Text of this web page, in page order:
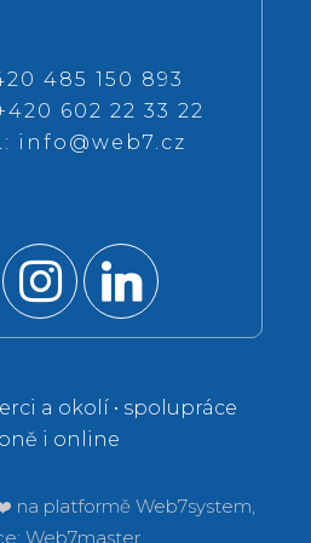
485 150 893
602 22 33 22
info@web7.cz
a okolí • spolupráce
i online
na platformě Web7system,
Web7master.